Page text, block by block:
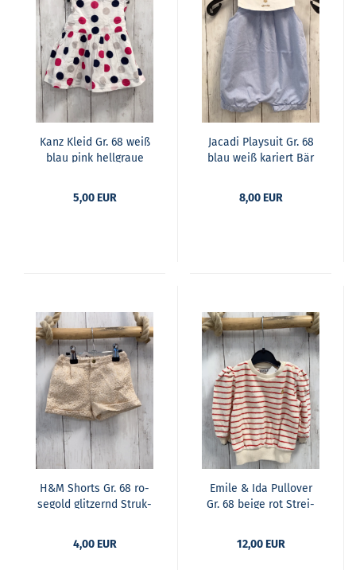
Kanz Kleid Gr. 68 weiß
blau pink hell­graue
5,00 EUR
Ja­ca­di Play­suit Gr. 68
blau weiß ka­riert Bär
8,00 EUR
H&M Shorts Gr. 68 ro­
se­gold glit­zernd Struk­
4,00 EUR
Emile & Ida Pull­over
Gr. 68 beige rot Strei­
12,00 EUR